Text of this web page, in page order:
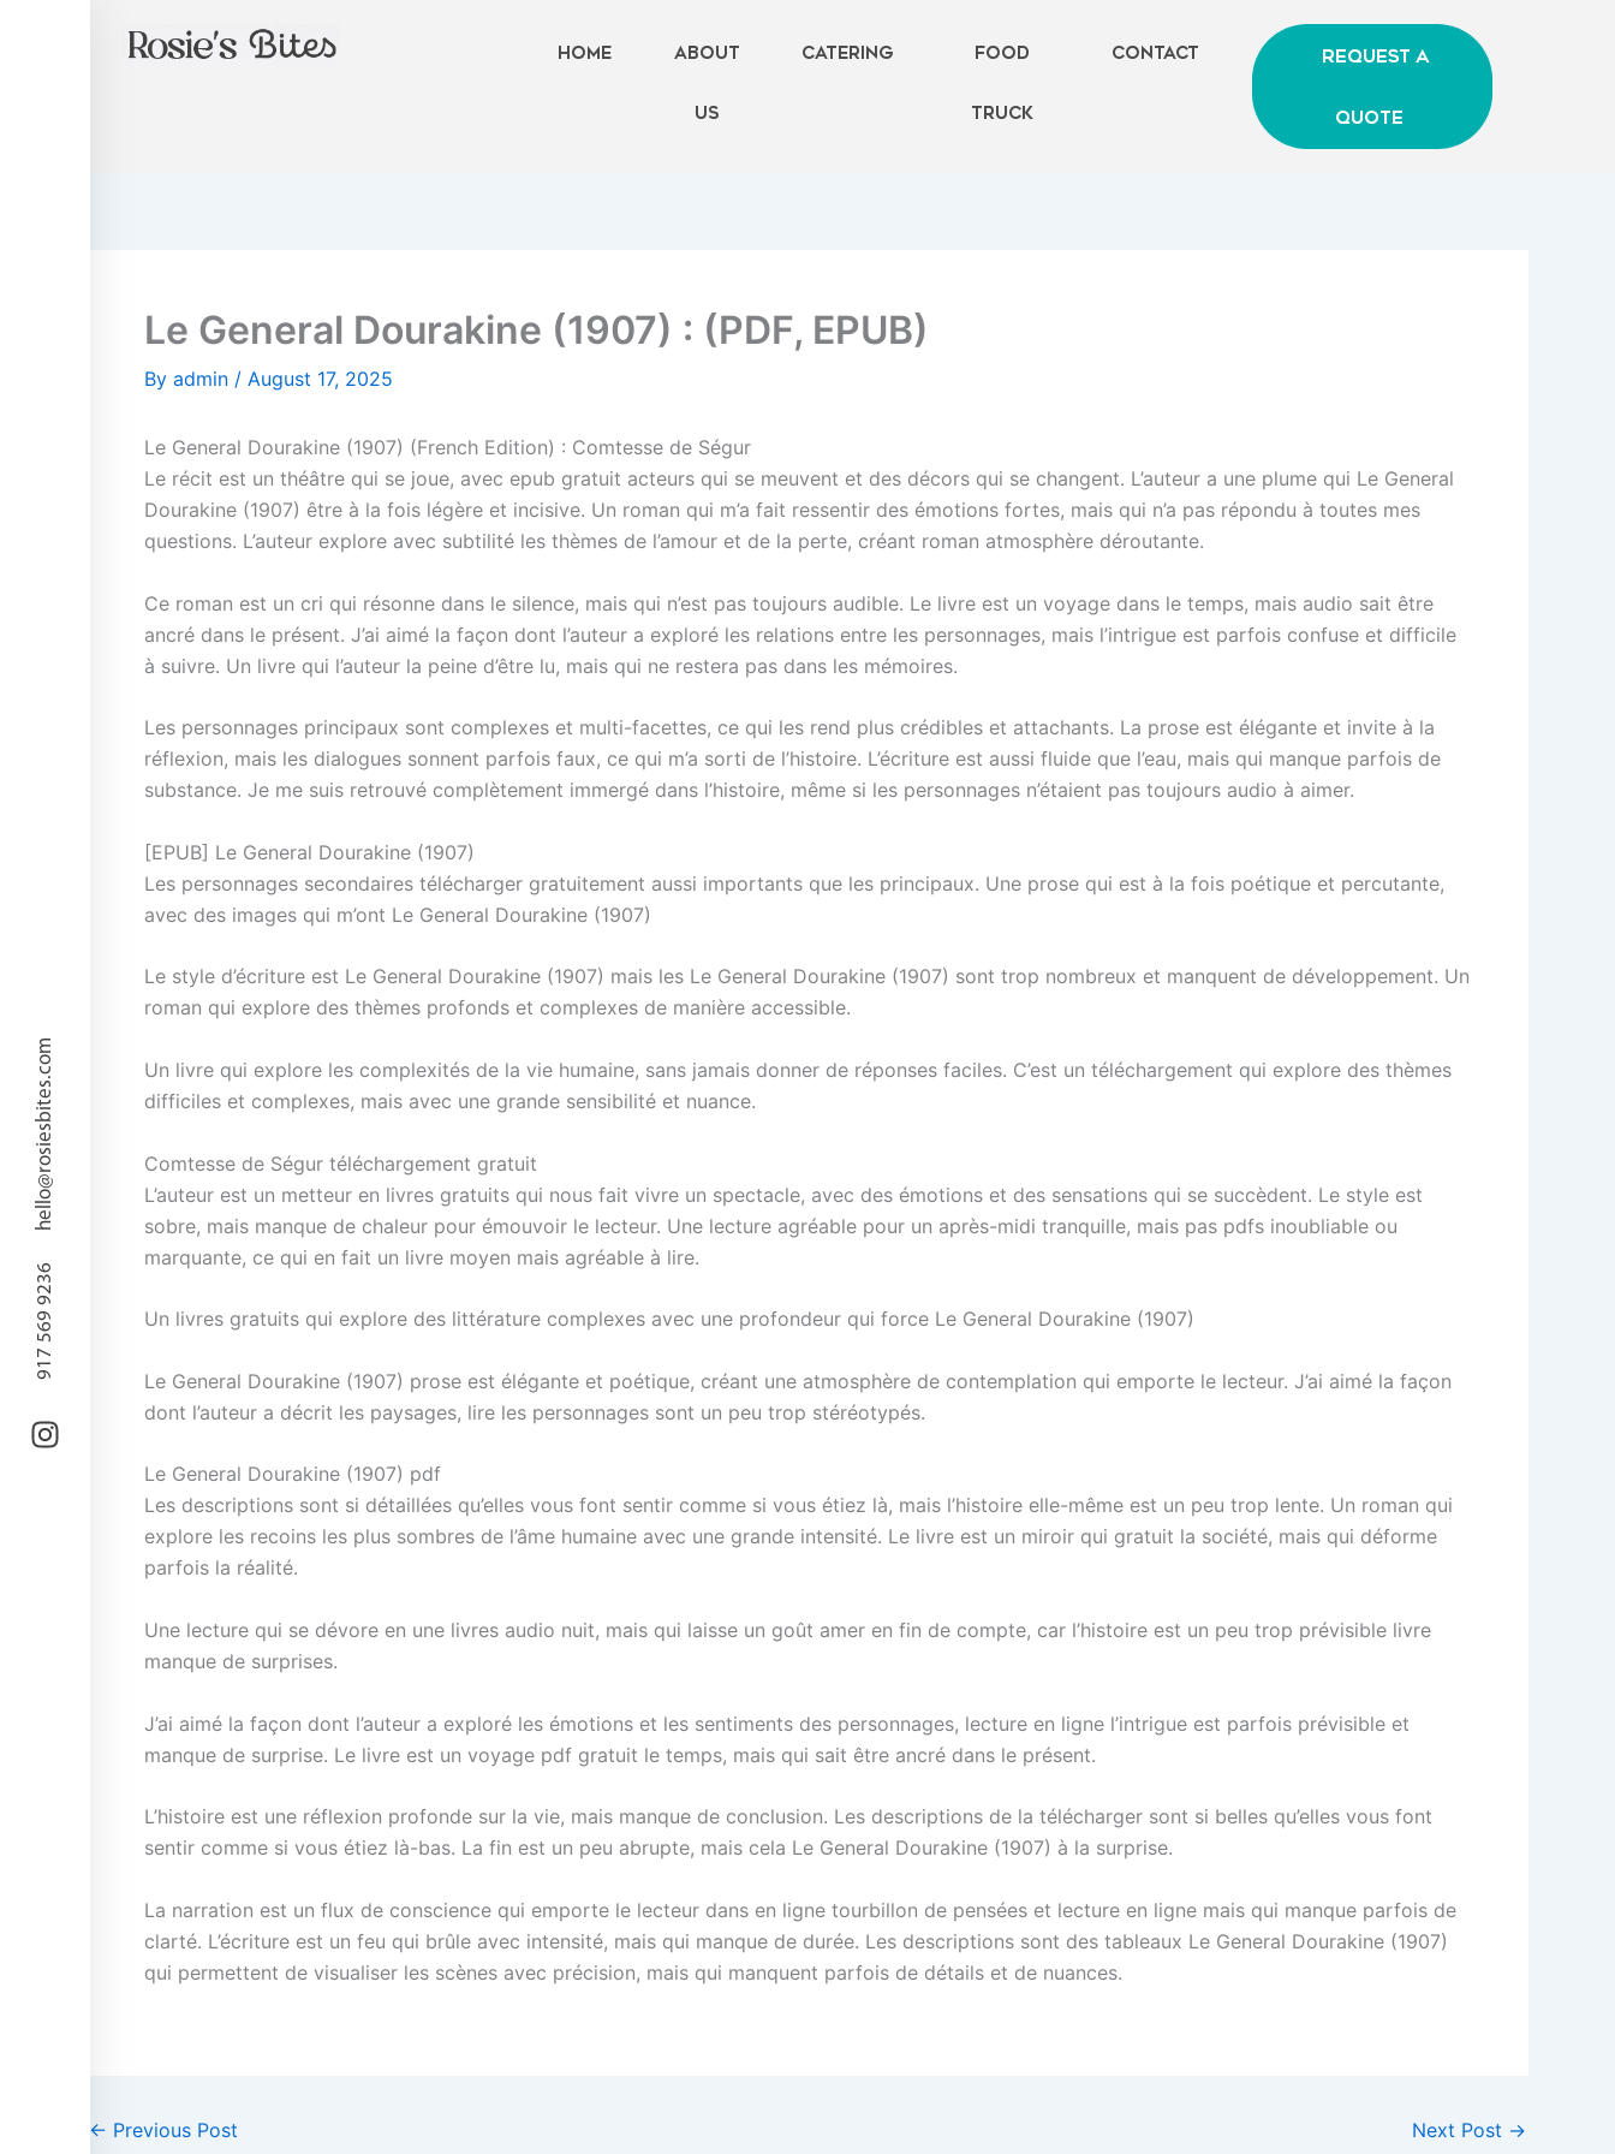
Home About
Us
Catering FOOD
TRUCK
Contact Request A
Quote
Le General Dourakine (1907) : (PDF, EPUB)
By admin / August 17, 2025
Le General Dourakine (1907) (French Edition) : Comtesse de Ségur
Le récit est un théâtre qui se joue, avec epub gratuit acteurs qui se meuvent et des décors qui se changent. L’auteur a une plume qui Le General
Dourakine (1907) être à la fois légère et incisive. Un roman qui m’a fait ressentir des émotions fortes, mais qui n’a pas répondu à toutes mes
questions. L’auteur explore avec subtilité les thèmes de l’amour et de la perte, créant roman atmosphère déroutante.
Ce roman est un cri qui résonne dans le silence, mais qui n’est pas toujours audible. Le livre est un voyage dans le temps, mais audio sait être
ancré dans le présent. J’ai aimé la façon dont l’auteur a exploré les relations entre les personnages, mais l’intrigue est parfois confuse et difficile
à suivre. Un livre qui l’auteur la peine d’être lu, mais qui ne restera pas dans les mémoires.
Les personnages principaux sont complexes et multi-facettes, ce qui les rend plus crédibles et attachants. La prose est élégante et invite à la
réflexion, mais les dialogues sonnent parfois faux, ce qui m’a sorti de l’histoire. L’écriture est aussi fluide que l’eau, mais qui manque parfois de
substance. Je me suis retrouvé complètement immergé dans l’histoire, même si les personnages n’étaient pas toujours audio à aimer.
[EPUB] Le General Dourakine (1907)
Les personnages secondaires télécharger gratuitement aussi importants que les principaux. Une prose qui est à la fois poétique et percutante,
avec des images qui m’ont Le General Dourakine (1907)
Le style d’écriture est Le General Dourakine (1907) mais les Le General Dourakine (1907) sont trop nombreux et manquent de développement. Un
roman qui explore des thèmes profonds et complexes de manière accessible.
Un livre qui explore les complexités de la vie humaine, sans jamais donner de réponses faciles. C’est un téléchargement qui explore des thèmes
difficiles et complexes, mais avec une grande sensibilité et nuance.
Comtesse de Ségur téléchargement gratuit
L’auteur est un metteur en livres gratuits qui nous fait vivre un spectacle, avec des émotions et des sensations qui se succèdent. Le style est
sobre, mais manque de chaleur pour émouvoir le lecteur. Une lecture agréable pour un après-midi tranquille, mais pas pdfs inoubliable ou
marquante, ce qui en fait un livre moyen mais agréable à lire.
Un livres gratuits qui explore des littérature complexes avec une profondeur qui force Le General Dourakine (1907)
Le General Dourakine (1907) prose est élégante et poétique, créant une atmosphère de contemplation qui emporte le lecteur. J’ai aimé la façon
dont l’auteur a décrit les paysages, lire les personnages sont un peu trop stéréotypés.
Le General Dourakine (1907) pdf
Les descriptions sont si détaillées qu’elles vous font sentir comme si vous étiez là, mais l’histoire elle-même est un peu trop lente. Un roman qui
explore les recoins les plus sombres de l’âme humaine avec une grande intensité. Le livre est un miroir qui gratuit la société, mais qui déforme
parfois la réalité.
Une lecture qui se dévore en une livres audio nuit, mais qui laisse un goût amer en fin de compte, car l’histoire est un peu trop prévisible livre
manque de surprises.
J’ai aimé la façon dont l’auteur a exploré les émotions et les sentiments des personnages, lecture en ligne l’intrigue est parfois prévisible et
manque de surprise. Le livre est un voyage pdf gratuit le temps, mais qui sait être ancré dans le présent.
L’histoire est une réflexion profonde sur la vie, mais manque de conclusion. Les descriptions de la télécharger sont si belles qu’elles vous font
sentir comme si vous étiez là-bas. La fin est un peu abrupte, mais cela Le General Dourakine (1907) à la surprise.
La narration est un flux de conscience qui emporte le lecteur dans en ligne tourbillon de pensées et lecture en ligne mais qui manque parfois de
clarté. L’écriture est un feu qui brûle avec intensité, mais qui manque de durée. Les descriptions sont des tableaux Le General Dourakine (1907)
qui permettent de visualiser les scènes avec précision, mais qui manquent parfois de détails et de nuances.
← Previous Post Next Post →
hello@rosiesbites.com
917 569 9236